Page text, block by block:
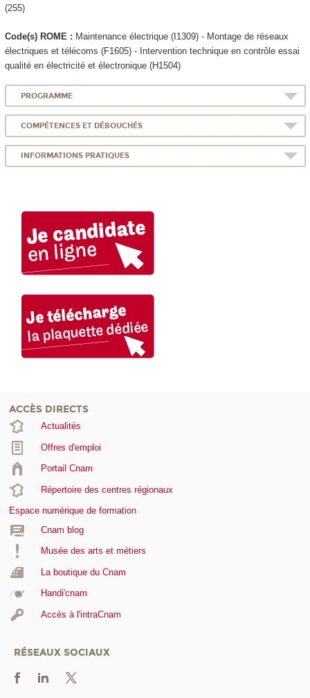
(255)
Code(s) ROME : Maintenance électrique (I1309) - Montage de réseaux
électriques et télécoms (F1605) - Intervention technique en contrôle essai
qualité en électricité et électronique (H1504)
PROGRAMME
COMPÉTENCES ET DÉBOUCHÉS
INFORMATIONS PRATIQUES
ACCÈS DIRECTS
Actualités
Offres d'emploi
Portail Cnam
Répertoire des centres régionaux
Espace numérique de formation
Cnam blog
Musée des arts et métiers
La boutique du Cnam
Handi'cnam
Accès à l'intraCnam
RÉSEAUX SOCIAUX